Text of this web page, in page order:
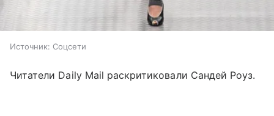
Источник: Соцсети
Читатели Daily Mail раскритиковали Сандей Роуз.